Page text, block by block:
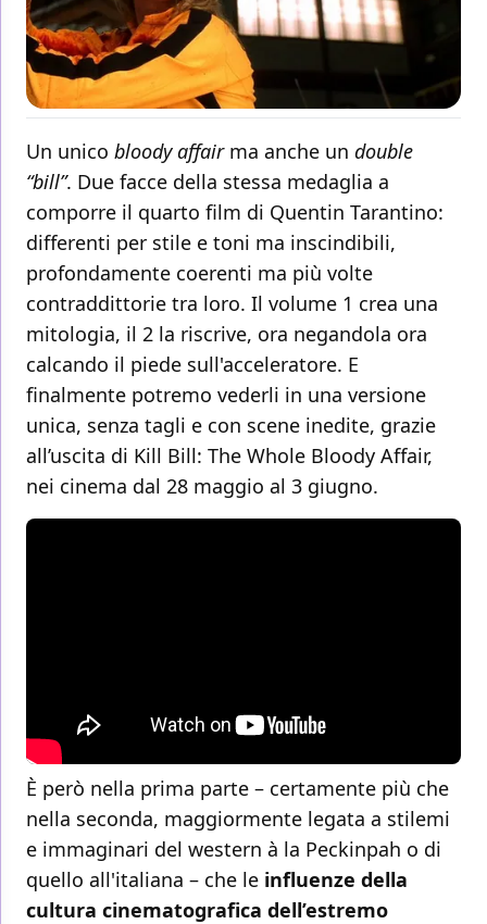
Un unico bloody affairma anche un double
“bill”. Due facce della stessa medaglia a
comporre il quarto film di Quentin Tarantino:
differenti per stile e toni ma inscindibili,
profondamente coerenti ma più volte
contraddittorie tra loro. Il volume 1 crea una
mitologia, il 2 la riscrive, ora negandola ora
calcando il piede sull'acceleratore. E
finalmente potremo vederli in una versione
unica, senza tagli e con scene inedite, grazie
all’uscita di Kill Bill: The Whole Bloody Affair,
nei cinema dal 28 maggio al 3 giugno.
È però nella prima parte – certamente più che
nella seconda, maggiormente legata a stilemi
e immaginari del western à la Peckinpah o di
quello all'italiana – che le influenze della
cultura cinematografica dell’estremo